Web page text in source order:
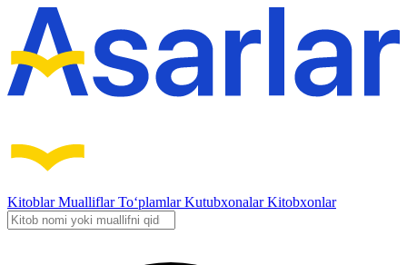
KitoblarMualliflarTo‘plamlarKutubxonalarKitobxonlar